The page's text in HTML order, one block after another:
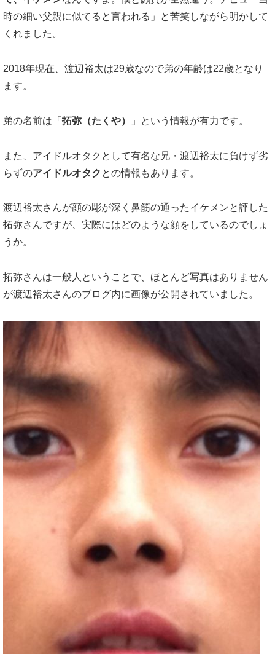
時の細い父親に似てると言われる」と苦笑しながら明かして
くれました。
2018年現在、渡辺裕太は29歳なので弟の年齢は22歳となり
ます。
弟の名前は「 拓弥（たくや） 」という情報が有力です。
また、アイドルオタクとして有名な兄・渡辺裕太に負けず劣
らずのアイドルオタク との情報もあります。
渡辺裕太さんが顔の彫が深く鼻筋の通ったイケメンと評した
拓弥さんですが、実際にはどのような顔をしているのでしょ
うか。
拓弥さんは一般人ということで、ほとんど写真はありません
が渡辺裕太さんのブログ内に画像が公開されていました。